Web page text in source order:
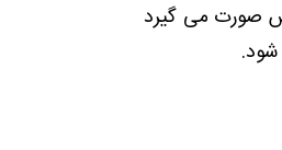
از قنوات فارس صورت می گیرد